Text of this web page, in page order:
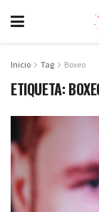
Inicio Tag Boxeo
ETIQUETA: